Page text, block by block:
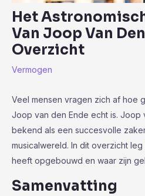
Het
Van Joop Van
Overzicht
Vermogen
Veel mensen vragen zich af hoe
Joop van den Ende echt is. Joop
bekend als een succesvolle
musicalwereld. In dit overzicht
heeft opgebouwd en waar zijn
Samenvatting